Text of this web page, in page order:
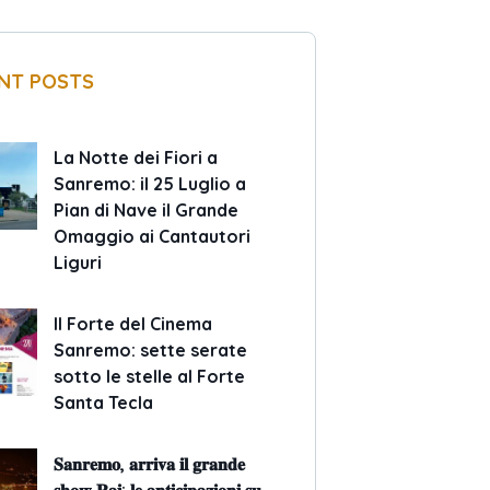
POSTS
La Notte dei Fiori a
Sanremo: il 25 Luglio a
Pian di Nave il Grande
Omaggio ai Cantautori
Liguri
Il Forte del Cinema
Sanremo: sette serate
sotto le stelle al Forte
Santa Tecla
𝐒𝐚𝐧𝐫𝐞𝐦𝐨, 𝐚𝐫𝐫𝐢𝐯𝐚 𝐢𝐥 𝐠𝐫𝐚𝐧𝐝𝐞